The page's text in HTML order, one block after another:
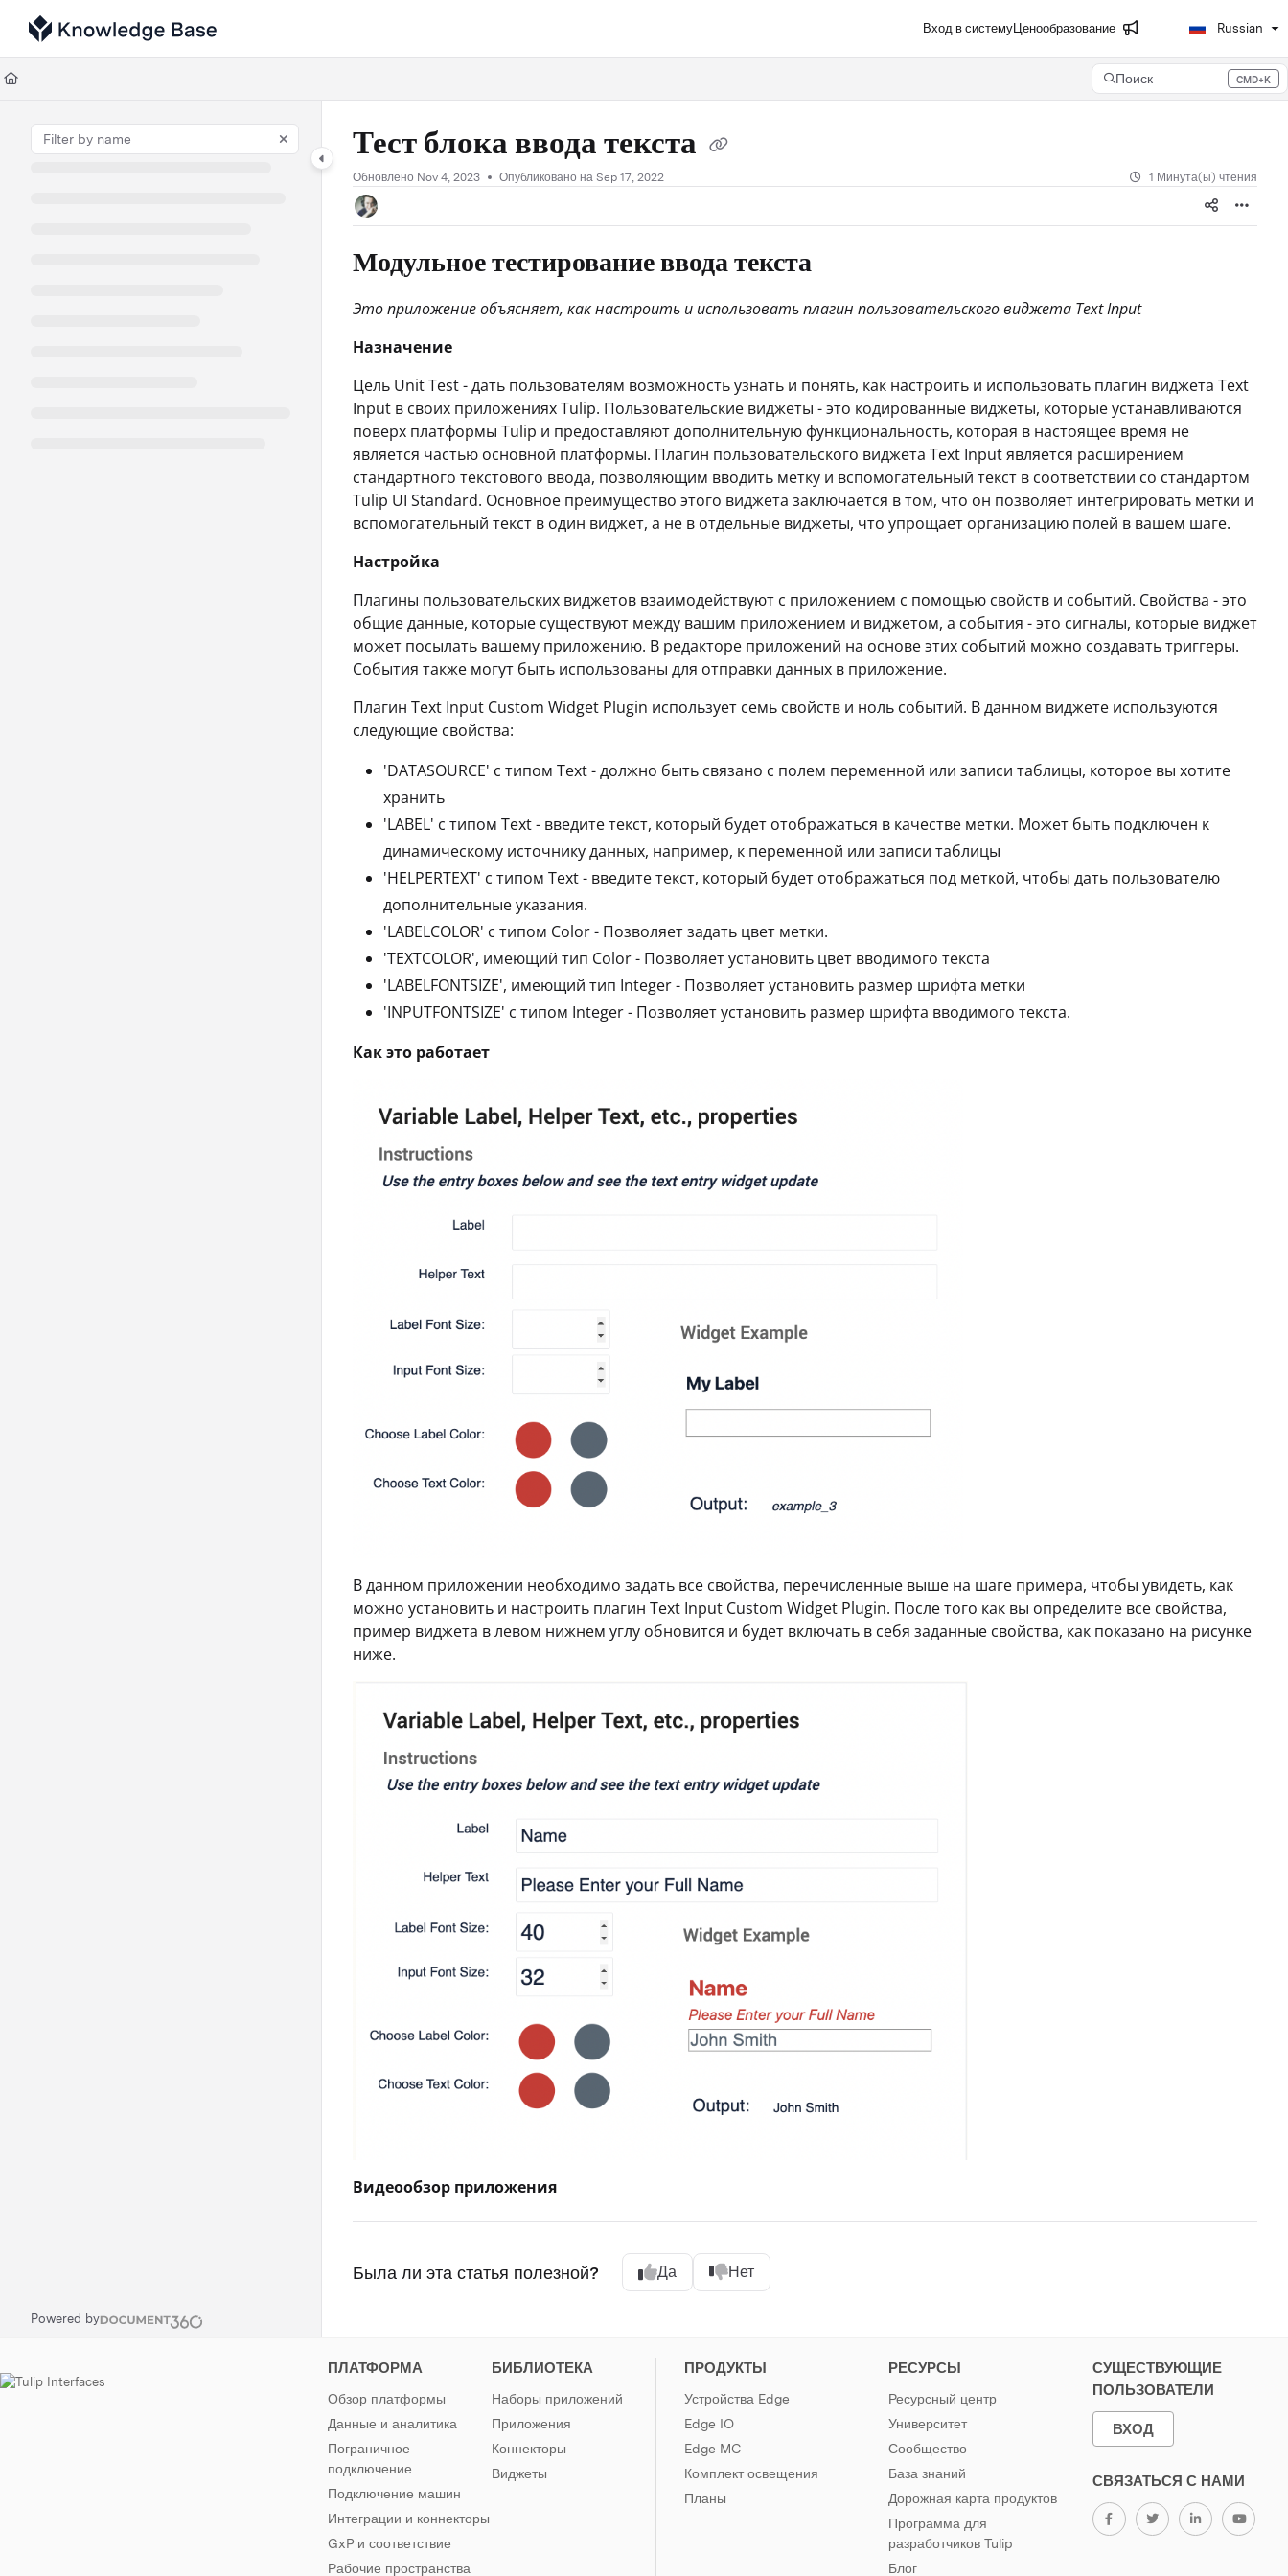
Documentation Index
Fetch the complete documentation index at:
Use this file to discover all available pages before exploring further.
Вход в системуЦенообразование Russian
Поиск CMD+K
Press CMD+K to open search
Powered by
Тест блока ввода текста
Обновлено Nov 4, 2023 Опубликовано на Sep 17, 2022 1 Минута(ы) чтения
Модульное тестирование ввода текста
Это приложение объясняет, как настроить и использовать плагин пользовательского виджета Text Input
Назначение
Цель Unit Test - дать пользователям возможность узнать и понять, как настроить и использовать плагин виджета Text
Input в своих приложениях Tulip. Пользовательские виджеты - это кодированные виджеты, которые устанавливаются
поверх платформы Tulip и предоставляют дополнительную функциональность, которая в настоящее время не
является частью основной платформы. Плагин пользовательского виджета Text Input является расширением
стандартного текстового ввода, позволяющим вводить метку и вспомогательный текст в соответствии со стандартом
Tulip UI Standard. Основное преимущество этого виджета заключается в том, что он позволяет интегрировать метки и
вспомогательный текст в один виджет, а не в отдельные виджеты, что упрощает организацию полей в вашем шаге.
Настройка
Плагины пользовательских виджетов взаимодействуют с приложением с помощью свойств и событий. Свойства - это
общие данные, которые существуют между вашим приложением и виджетом, а события - это сигналы, которые виджет
может посылать вашему приложению. В редакторе приложений на основе этих событий можно создавать триггеры.
События также могут быть использованы для отправки данных в приложение.
Плагин Text Input Custom Widget Plugin использует семь свойств и ноль событий. В данном виджете используются
следующие свойства:
'DATASOURCE' с типом Text - должно быть связано с полем переменной или записи таблицы, которое вы хотите
хранить
'LABEL' с типом Text - введите текст, который будет отображаться в качестве метки. Может быть подключен к
динамическому источнику данных, например, к переменной или записи таблицы
'HELPERTEXT' с типом Text - введите текст, который будет отображаться под меткой, чтобы дать пользователю
дополнительные указания.
'LABELCOLOR' с типом Color - Позволяет задать цвет метки.
'TEXTCOLOR', имеющий тип Color - Позволяет установить цвет вводимого текста
'LABELFONTSIZE', имеющий тип Integer - Позволяет установить размер шрифта метки
'INPUTFONTSIZE' с типом Integer - Позволяет установить размер шрифта вводимого текста.
Как это работает
В данном приложении необходимо задать все свойства, перечисленные выше на шаге примера, чтобы увидеть, как
можно установить и настроить плагин Text Input Custom Widget Plugin. После того как вы определите все свойства,
пример виджета в левом нижнем углу обновится и будет включать в себя заданные свойства, как показано на рисунке
ниже.
Видеообзор приложения
Была ли эта статья полезной? Да Нет
ПЛАТФОРМА
Обзор платформы
Данные и аналитика
Пограничное
подключение
Подключение машин
Интеграции и коннекторы
GxP и соответствие
Рабочие пространства
БИБЛИОТЕКА
Наборы приложений
Приложения
Коннекторы
Виджеты
ПРОДУКТЫ
Устройства Edge
Edge IO
Edge MC
Комплект освещения
Планы
РЕСУРСЫ
Ресурсный центр
Университет
Сообщество
База знаний
Дорожная карта продуктов
Программа для
разработчиков Tulip
Блог
СУЩЕСТВУЮЩИЕ
ПОЛЬЗОВАТЕЛИ
ВХОД
СВЯЗАТЬСЯ С НАМИ